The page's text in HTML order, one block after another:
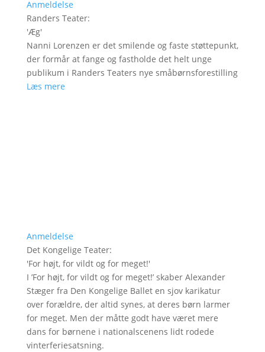
Anmeldelse
Randers Teater:
'Æg'
Nanni Lorenzen er det smilende og faste støttepunkt,
der formår at fange og fastholde det helt unge
publikum i Randers Teaters nye småbørnsforestilling
Læs mere
Anmeldelse
Det Kongelige Teater:
'For højt, for vildt og for meget!'
I ’For højt, for vildt og for meget!’ skaber Alexander
Stæger fra Den Kongelige Ballet en sjov karikatur
over forældre, der altid synes, at deres børn larmer
for meget. Men der måtte godt have været mere
dans for børnene i nationalscenens lidt rodede
vinterferiesatsning.